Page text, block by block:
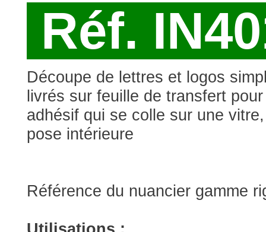
Réf.
Découpe de lettres et logos
livrés sur feuille de transfert
adhésif qui se colle sur une
pose intérieure
Référence du nuancier gamme